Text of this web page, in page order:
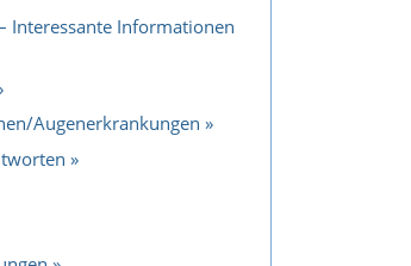
Interessante Informationen
Augenerkrankungen